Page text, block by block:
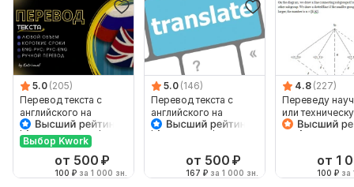
5.0 (205)
Перевод текста с
английского на
русский и наоборот
Выбор Kwork
от 500 ₽
100 ₽ за 1 000 зн.
5.0 (146)
Перевод текста с
английского на
русский и обратно
от 500 ₽
167 ₽ за 1 000 зн.
4.8 (227)
Переведу
или
документацию
от 1
100 ₽ за